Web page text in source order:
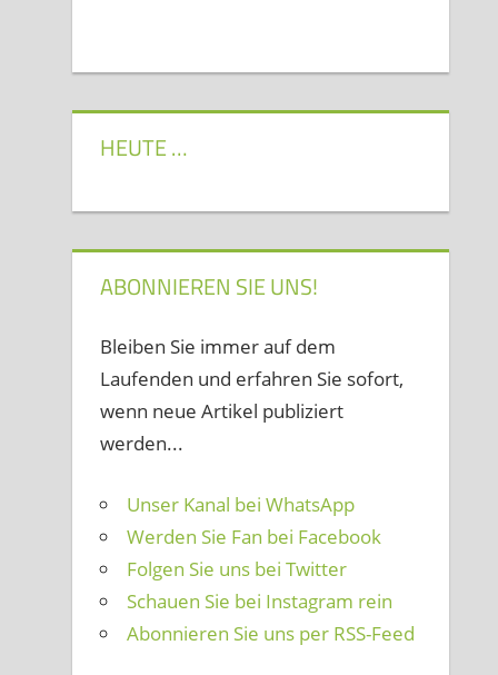
HEUTE …
ABONNIEREN SIE UNS!
Bleiben Sie immer auf dem
Laufenden und erfahren Sie sofort,
wenn neue Artikel publiziert
werden...
Unser Kanal bei WhatsApp
Werden Sie Fan bei Facebook
Folgen Sie uns bei Twitter
Schauen Sie bei Instagram rein
Abonnieren Sie uns per RSS-Feed